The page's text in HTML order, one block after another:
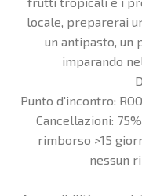
locale, preparerai
un antipasto, un
imparando
Punto d'incontro:
Cancellazioni:
rimborso >15
nessun